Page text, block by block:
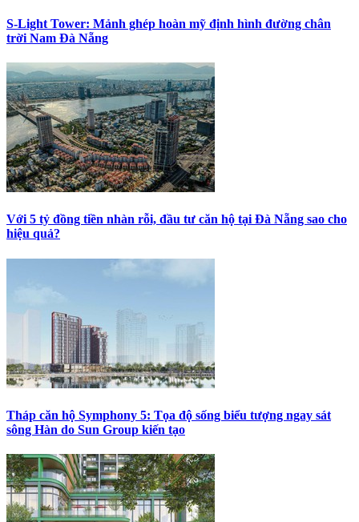
S-Light Tower: Mảnh ghép hoàn mỹ định hình đường chân
trời Nam Đà Nẵng
Với 5 tỷ đồng tiền nhàn rỗi, đầu tư căn hộ tại Đà Nẵng sao cho
hiệu quả?
Tháp căn hộ Symphony 5: Tọa độ sống biểu tượng ngay sát
sông Hàn do Sun Group kiến tạo